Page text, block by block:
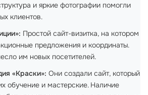
и яркие фотографии помогли
клиентов.
Простой сайт-визитка, на котором
предложения и координаты.
им новых посетителей.
«Краски»: Они создали сайт, который
обучение и мастерские. Наличие